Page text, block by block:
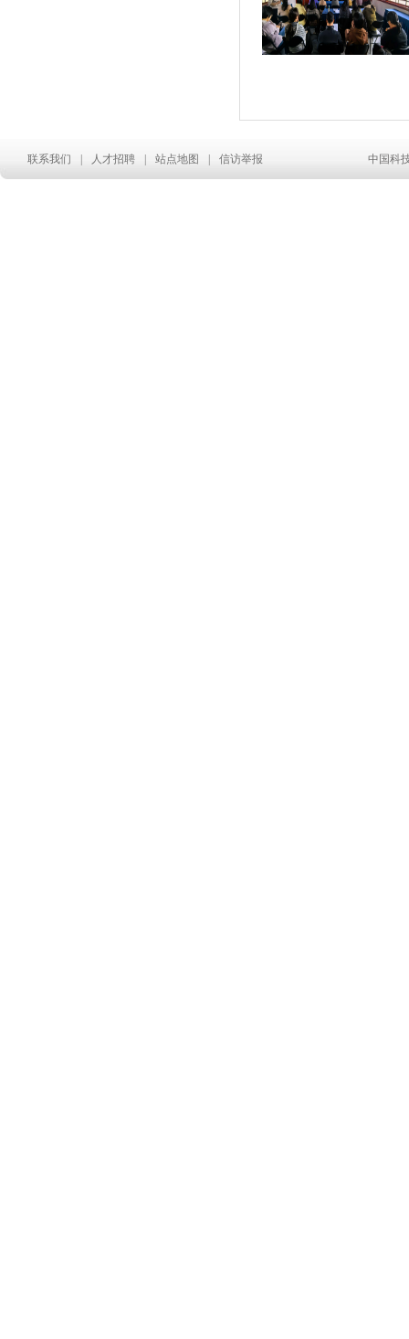
联系我们 人才招聘 站点地图 信访举报 中国科